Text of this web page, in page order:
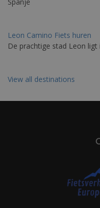
Leon Camino Fiets huren
De prachtige stad Leon
View all destinations